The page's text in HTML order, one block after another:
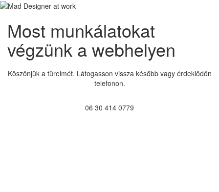
Most munkálatokat
végzünk a webhelyen
Köszönjük a türelmét. Látogasson vissza később vagy érdeklődön
telefonon.
06 30 414 0779